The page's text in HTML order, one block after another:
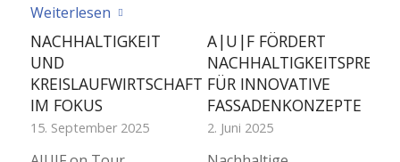
Weiterlesen
NACHHALTIGKEIT
UND
KREISLAUFWIRTSCHAFT
IM FOKUS
15. September 2025
A|U|F FÖRDERT
NACHHALTIGKEITSPREIS
FÜR INNOVATIVE
FASSADENKONZEPTE
2. Juni 2025